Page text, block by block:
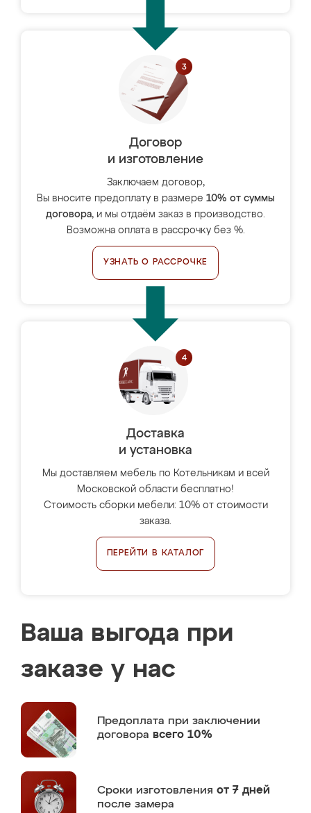
Договор
и изготовление
Заключаем договор,
Вы вносите предоплату в размере 10% от суммы
договора, и мы отдаём заказ в производство.
Возможна оплата в рассрочку без %.
УЗНАТЬ О РАССРОЧКЕ
Доставка
и установка
Мы доставляем мебель по Котельникам и всей
Московской области бесплатно!
Стоимость сборки мебели: 10% от стоимости
заказа.
ПЕРЕЙТИ В КАТАЛОГ
Ваша выгода при
заказе у нас
Предоплата при заключении
договора всего 10%
Сроки изготовления от 7 дней
после замера